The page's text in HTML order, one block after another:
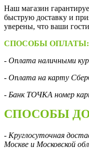
Наш магазин
быструю доставку и
уверены, что ваши
СПОСОБЫ ОПЛАТЫ:
- Оплата наличными
- Оплата на карту
- Банк ТОЧКА номер
СПОСОБЫ
- Круглосуточная
Москве и Московской